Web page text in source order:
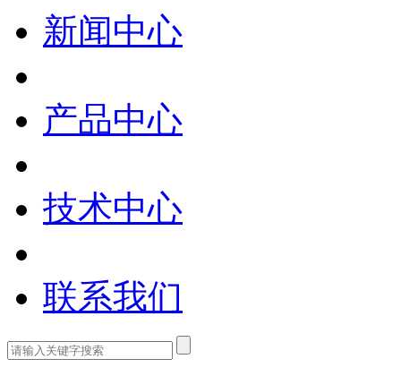
新闻中心
产品中心
技术中心
联系我们